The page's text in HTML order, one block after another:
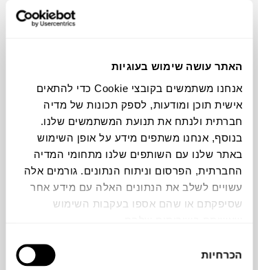
האתר עושה שימוש בעוגיות
אנחנו משתמשים בקובצי Cookie כדי להתאים
אישית תוכן ומודעות, לספק תכונות של מדיה
חברתית ולנתח את תנועת המשתמשים שלנו.
בנוסף, אנחנו משתפים מידע על אופן השימוש
באתר שלנו עם השותפים שלנו מתחומי המדיה
החברתית, הפרסום וניתוח הנתונים. גורמים אלה
עשויים לשלב את הנתונים האלה עם מידע אחר
שסיפקתם או שהם אספו בעקבות השימוש
הסכמה
הכרחיות
תוכלו למצוא אותי ב:
חלה שגיאה. אנא רעננו את הדף ונסו שנית
צבעים